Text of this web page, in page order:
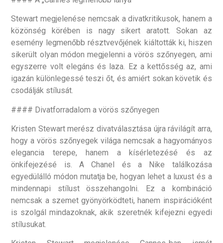
Stewart megjelenése nemcsak a divatkritikusok, hanem a
közönség körében is nagy sikert aratott. Sokan az
esemény legmenőbb résztvevőjének kiáltották ki, hiszen
sikerült olyan módon megjelenni a vörös szőnyegen, ami
egyszerre volt elegáns és laza. Ez a kettősség az, ami
igazán különlegessé teszi őt, és amiért sokan követik és
csodálják stílusát.
#### Divatforradalom a vörös szőnyegen
Kristen Stewart merész divatválasztása újra rávilágít arra,
hogy a vörös szőnyegek világa nemcsak a hagyományos
elegancia terepe, hanem a kísérletezésé és az
önkifejezésé is. A Chanel és a Nike találkozása
egyedülálló módon mutatja be, hogyan lehet a luxust és a
mindennapi stílust összehangolni. Ez a kombináció
nemcsak a szemet gyönyörködteti, hanem inspirációként
is szolgál mindazoknak, akik szeretnék kifejezni egyedi
stílusukat.